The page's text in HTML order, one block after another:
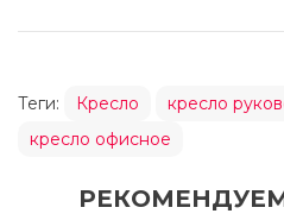
Теги: Кресло
кресло
кресло офисное